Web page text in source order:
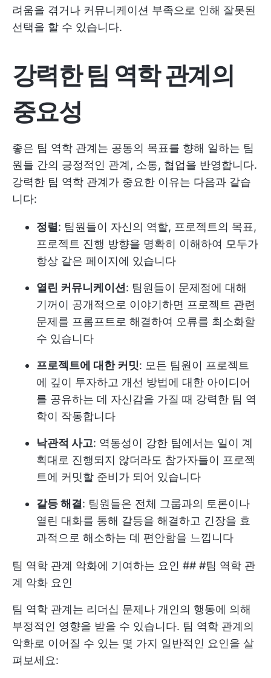
려움을 겪거나 커뮤니케이션 부족으로 인해 잘못된
선택을 할 수 있습니다.
강력한 팀 역학 관계의
중요성
좋은 팀 역학 관계는 공동의 목표를 향해 일하는 팀
원들 간의 긍정적인 관계, 소통, 협업을 반영합니다.
강력한 팀 역학 관계가 중요한 이유는 다음과 같습
니다:
정렬 : 팀원들이 자신의 역할, 프로젝트의 목표,
프로젝트 진행 방향을 명확히 이해하여 모두가
항상 같은 페이지에 있습니다
열린 커뮤니케이션 : 팀원들이 문제점에 대해
기꺼이 공개적으로 이야기하면 프로젝트 관련
문제를 프롬프트로 해결하여 오류를 최소화할
수 있습니다
프로젝트에 대한 커밋: 모든 팀원이 프로젝트
에 깊이 투자하고 개선 방법에 대한 아이디어
를 공유하는 데 자신감을 가질 때 강력한 팀 역
학이 작동합니다
낙관적 사고: 역동성이 강한 팀에서는 일이 계
획대로 진행되지 않더라도 참가자들이 프로젝
트에 커밋할 준비가 되어 있습니다
갈등 해결 : 팀원들은 전체 그룹과의 토론이나
열린 대화를 통해 갈등을 해결하고 긴장을 효
과적으로 해소하는 데 편안함을 느낍니다
팀 역학 관계 악화에 기여하는 요인 ## #팀 역학 관
계 악화 요인
팀 역학 관계는 리더십 문제나 개인의 행동에 의해
부정적인 영향을 받을 수 있습니다. 팀 역학 관계의
악화로 이어질 수 있는 몇 가지 일반적인 요인을 살
펴보세요: